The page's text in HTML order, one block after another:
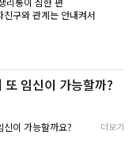
구와 관계는 안내켜서
임신이 가능할까?
이 가능할까요?
더보기